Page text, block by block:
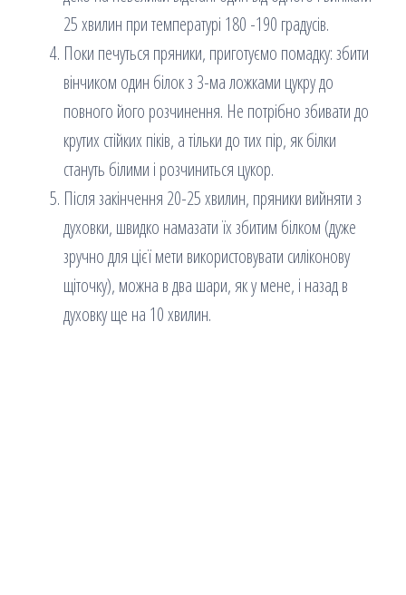
25 хвилин при температурі 180 -190 градусів.
Поки печуться пряники, приготуємо помадку: збити
вінчиком один білок з 3-ма ложками цукру до
повного його розчинення. Не потрібно збивати до
крутих стійких піків, а тільки до тих пір, як білки
стануть білими і розчиниться цукор.
Після закінчення 20-25 хвилин, пряники вийняти з
духовки, швидко намазати їх збитим білком (дуже
зручно для цієї мети використовувати силіконову
щіточку), можна в два шари, як у мене, і назад в
духовку ще на 10 хвилин.